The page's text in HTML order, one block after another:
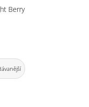
Berry